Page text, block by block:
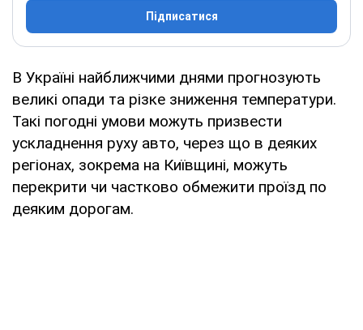
Підписатися
В Україні найближчими днями прогнозують
великі опади та різке зниження температури.
Такі погодні умови можуть призвести
ускладнення руху авто, через що в деяких
регіонах, зокрема на Київщині, можуть
перекрити чи частково обмежити проїзд по
деяким дорогам.